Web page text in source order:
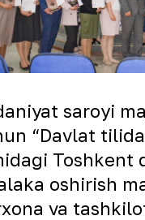
saroyi
“Davlat
oshirish
va